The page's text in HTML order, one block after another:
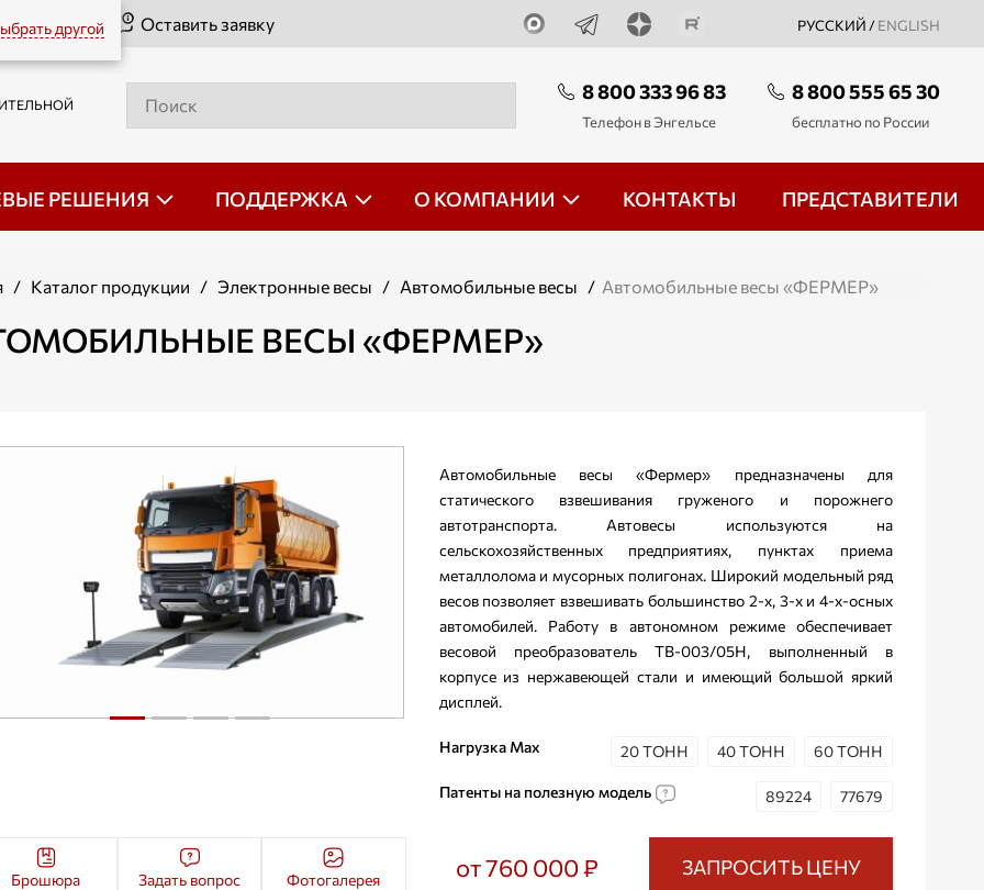
другой РУССКИЙ / ENGLISH
Оставить заявку
8 800 333 96 83
Телефон в Энгельсе
8 800 555 65 30
бесплатно по России
РЕШЕНИЯ ПОДДЕРЖКА О КОМПАНИИ КОНТАКТЫ ПРЕДСТАВИТЕЛИ
/ Каталог продукции / Электронные весы / Автомобильные весы / Автомобильные весы «ФЕРМЕР»
ВЕСЫ «ФЕРМЕР»
Автомобильные весы «Фермер» предназначены для
статического взвешивания груженого и порожнего
автотранспорта. Автовесы используются на
сельскохозяйственных предприятиях, пунктах приема
металлолома и мусорных полигонах. Широкий модельный ряд
весов позволяет взвешивать большинство 2-х, 3-х и 4-х-осных
автомобилей. Работу в автономном режиме обеспечивает
весовой преобразователь ТВ-003/05Н, выполненный в
корпусе из нержавеющей стали и имеющий большой яркий
дисплей.
Нагрузка Max 20 ТОНН 40 ТОНН 60 ТОНН
Патенты на полезную модель 89224 77679
Брошюра Задать вопрос Фотогалерея от 760 000 ₽ ЗАПРОСИТЬ ЦЕНУ